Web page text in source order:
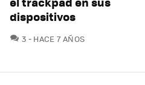
dispositivos
3 COMENTARIOS
HACE 7 AÑOS